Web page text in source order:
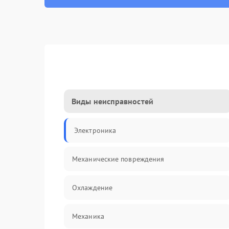
Виды неисправностей
Электроника
Механические повреждения
Охлаждение
Механика